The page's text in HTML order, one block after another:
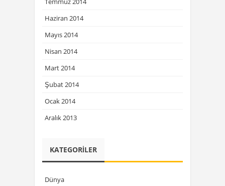
Haziran 2014
Mayıs 2014
Nisan 2014
Mart 2014
Şubat 2014
Ocak 2014
Aralık 2013
KATEGORILER
Dünya